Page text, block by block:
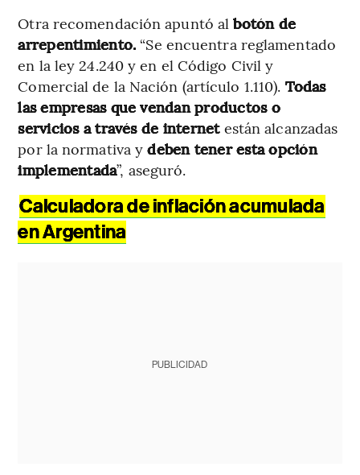
Otra recomendación apuntó albotón de
arrepentimiento. “Se encuentra reglamentado
en la ley 24.240 y en el Código Civil y
Comercial de la Nación (artículo 1.110). Todas
las empresas que vendan productos o
servicios a través de internetestán alcanzadas
por la normativa ydeben tener esta opción
implementada”, aseguró.
Calculadora de inflación acumulada
en Argentina
PUBLICIDAD